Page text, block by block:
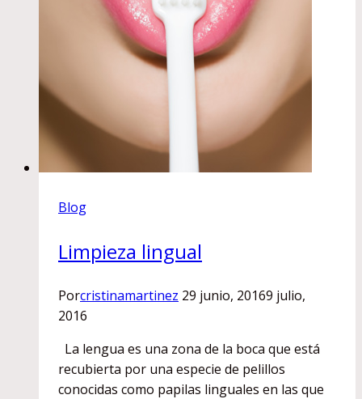
Blog
Limpieza lingual
Porcristinamartinez 29 junio, 20169 julio,
2016
La lengua es una zona de la boca que está
recubierta por una especie de pelillos
conocidas como papilas linguales en las que